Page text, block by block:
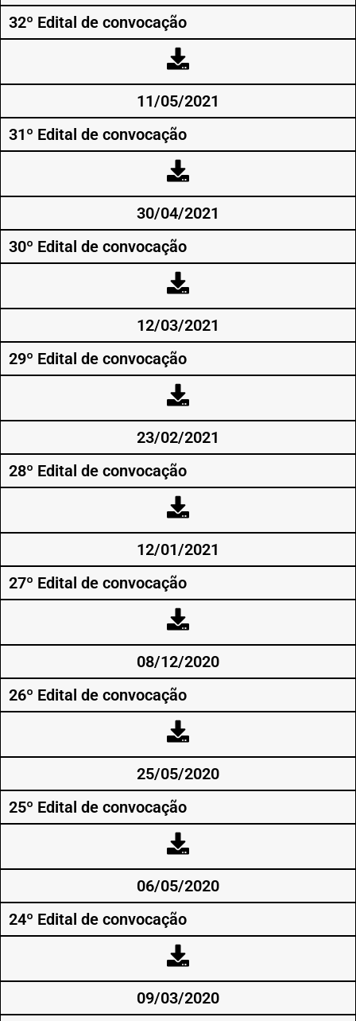
32º Edital de convocação
11/05/2021
31º Edital de convocação
30/04/2021
30º Edital de convocação
12/03/2021
29º Edital de convocação
23/02/2021
28º Edital de convocação
12/01/2021
27º Edital de convocação
08/12/2020
26º Edital de convocação
25/05/2020
25º Edital de convocação
06/05/2020
24º Edital de convocação
09/03/2020